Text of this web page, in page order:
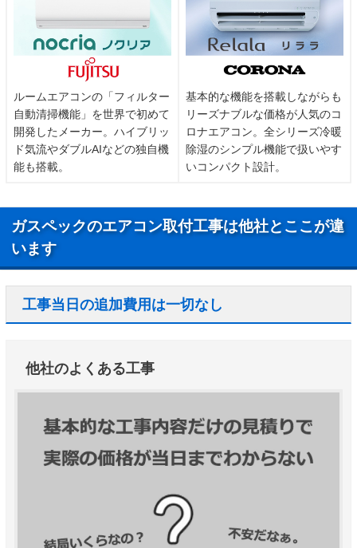
ルームエアコンの「フィルター
自動清掃機能」を世界で初めて
開発したメーカー。ハイブリッ
ド気流やダブルAIなどの独自機
能も搭載。
基本的な機能を搭載しながらも
リーズナブルな価格が人気のコ
ロナエアコン。全シリーズ冷暖
除湿のシンプル機能で扱いやす
いコンパクト設計。
ガスペックのエアコン取付工事は他社とここが違
います
工事当日の追加費用は一切なし
他社のよくある工事